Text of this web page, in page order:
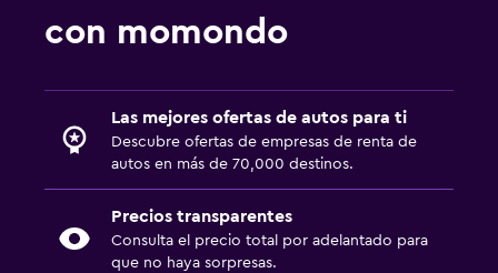
con momondo
Las mejores ofertas de autos para ti
Descubre ofertas de empresas de renta de
autos en más de 70,000 destinos.
Precios transparentes
Consulta el precio total por adelantado para
que no haya sorpresas.